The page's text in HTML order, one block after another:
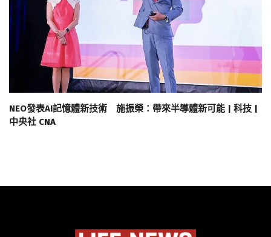
NEO發表AI記憶體新技術 施振榮：帶來半導體新可能 | 科技 |
中央社 CNA